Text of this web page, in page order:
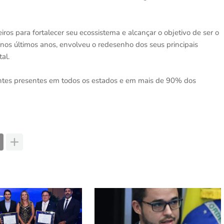
para fortalecer seu ecossistema e alcançar o objetivo de ser o
últimos anos, envolveu o redesenho dos seus principais
presentes em todos os estados e em mais de 90% dos